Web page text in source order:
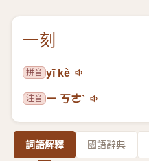
一刻
拼音 yī kè
注音 ㄧ ㄎㄜˋ
詞語解釋 國語辭典